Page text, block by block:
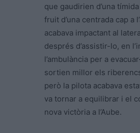
que gaudirien d’una
fruit d’una centrada cap a
acabava impactant al
després d’assistir-lo, en
l’ambulància per a
sortien millor els
però la pilota acabava
va tornar a equilibrar i el
nova victòria a l’Aube.